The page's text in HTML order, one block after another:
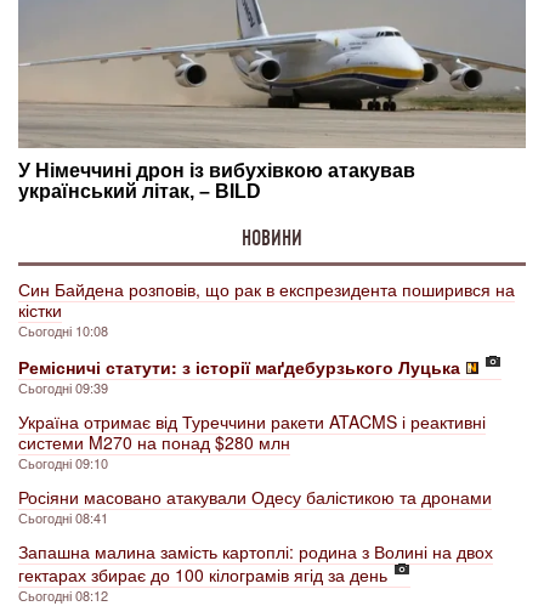
НОВИНИ
Син Байдена розповів, що рак в експрезидента поширився на
кістки
Сьогодні 10:08
Ремісничі статути: з історії маґдебурзького Луцька
Сьогодні 09:39
Україна отримає від Туреччини ракети ATACMS і реактивні
системи M270 на понад $280 млн
Сьогодні 09:10
Росіяни масовано атакували Одесу балістикою та дронами
Сьогодні 08:41
Запашна малина замість картоплі: родина з Волині на двох
гектарах збирає до 100 кілограмів ягід за день
Сьогодні 08:12